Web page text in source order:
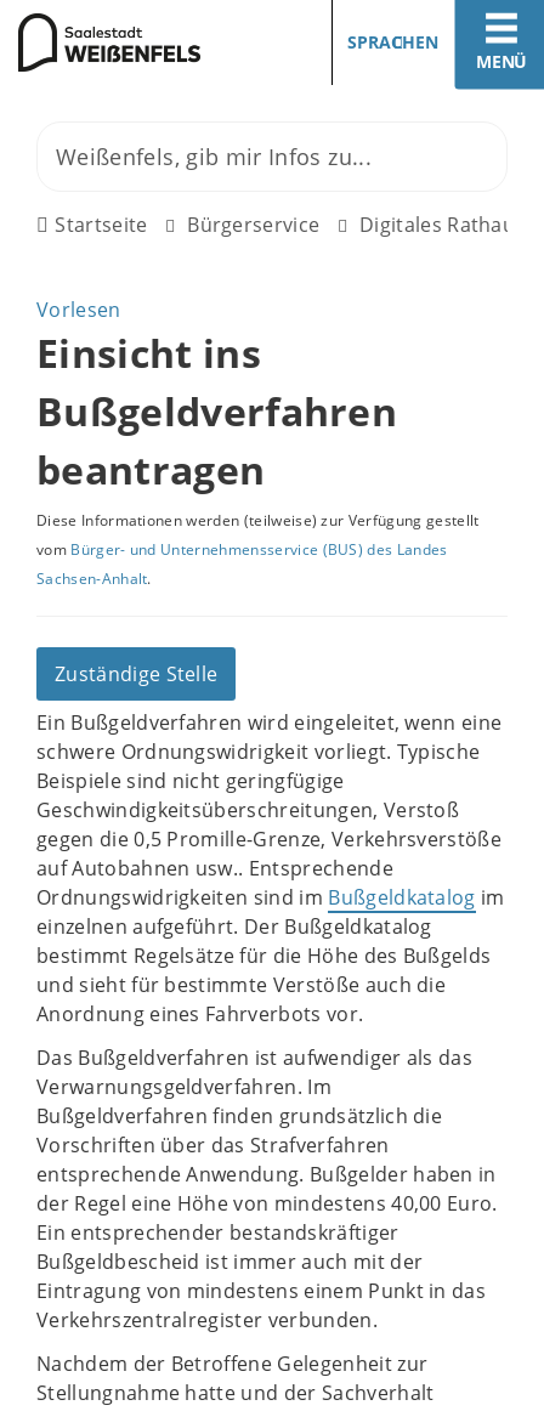
MENÜ
SPRACHEN
Startseite Bürgerservice Digitales Rathaus
Vorlesen
Einsicht ins
Bußgeldverfahren
beantragen
Diese Informationen werden (teilweise) zur Verfügung gestellt
vom Bürger- und Unternehmensservice (BUS) des Landes
Sachsen-Anhalt.
Zuständige Stelle
Ein Bußgeldverfahren wird eingeleitet, wenn eine
schwere Ordnungswidrigkeit vorliegt. Typische
Beispiele sind nicht geringfügige
Geschwindigkeitsüberschreitungen, Verstoß
gegen die 0,5 Promille-Grenze, Verkehrsverstöße
auf Autobahnen usw.. Entsprechende
Ordnungswidrigkeiten sind im Bußgeldkatalog im
einzelnen aufgeführt. Der Bußgeldkatalog
bestimmt Regelsätze für die Höhe des Bußgelds
und sieht für bestimmte Verstöße auch die
Anordnung eines Fahrverbots vor.
Das Bußgeldverfahren ist aufwendiger als das
Verwarnungsgeldverfahren. Im
Bußgeldverfahren finden grundsätzlich die
Vorschriften über das Strafverfahren
entsprechende Anwendung. Bußgelder haben in
der Regel eine Höhe von mindestens 40,00 Euro.
Ein entsprechender bestandskräftiger
Bußgeldbescheid ist immer auch mit der
Eintragung von mindestens einem Punkt in das
Verkehrszentralregister verbunden.
Nachdem der Betroffene Gelegenheit zur
Stellungnahme hatte und der Sachverhalt